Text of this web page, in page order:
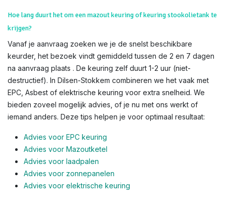
Hoe lang duurt het om een mazout keuring of keuring stookolietank te
krijgen?
Vanaf je aanvraag zoeken we je de snelst beschikbare
keurder, het bezoek vindt gemiddeld tussen de 2 en 7 dagen
na aanvraag plaats . De keuring zelf duurt 1-2 uur (niet-
destructief). In Dilsen-Stokkem combineren we het vaak met
EPC, Asbest of elektrische keuring voor extra snelheid. We
bieden zoveel mogelijk advies, of je nu met ons werkt of
iemand anders. Deze tips helpen je voor optimaal resultaat:
Advies voor EPC keuring
Advies voor Mazoutketel
Advies voor laadpalen
Advies voor zonnepanelen
Advies voor elektrische keuring